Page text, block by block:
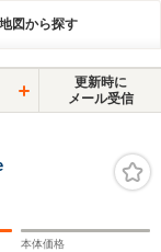
地図から探す
更新時に
メール受信
本体価格